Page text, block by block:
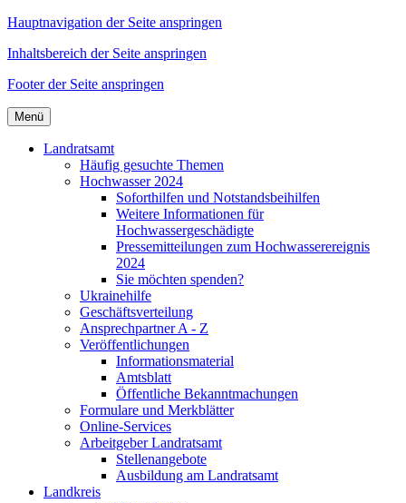
Hauptnavigation der Seite anspringen
Inhaltsbereich der Seite anspringen
Footer der Seite anspringen
Menü
Landratsamt
Häufig gesuchte Themen
Hochwasser 2024
Soforthilfen und Notstandsbeihilfen
Weitere Informationen für
Hochwassergeschädigte
Pressemitteilungen zum Hochwasserereignis
2024
Sie möchten spenden?
Ukrainehilfe
Geschäftsverteilung
Ansprechpartner A - Z
Veröffentlichungen
Informationsmaterial
Amtsblatt
Öffentliche Bekanntmachungen
Formulare und Merkblätter
Online-Services
Arbeitgeber Landratsamt
Stellenangebote
Ausbildung am Landratsamt
Landkreis